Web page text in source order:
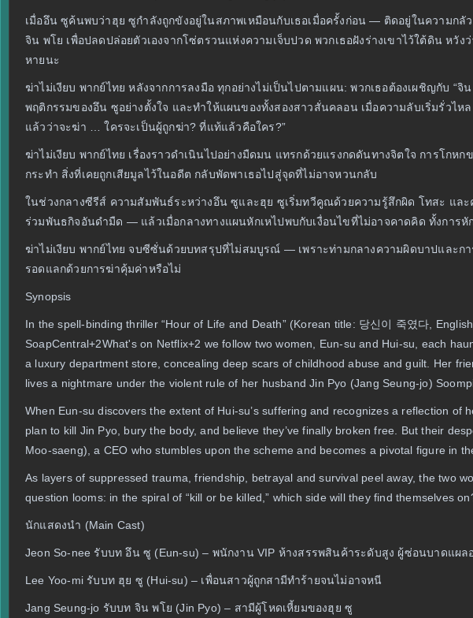
เมื่ออึน ซูค้นพบว่าฮุย ซูกำลังถูกขังอยู่ในสภาพเหมือนกับเธอเมื่อครั้งก่อน — ติดอยู่ในความก
จิน พโย เพื่อปลดปล่อยตัวเองจากโซ่ตรวนแห่งความเจ็บปวด พวกเธอฝังร่างเขาไว้ใต้ดิน ห
หายนะ
ฆ่าไม่เงียบ พากย์ไทย หลังจากการลงมือ ทุกอย่างไม่เป็นไปตามแผน: พวกเธอต้องเผชิญกับ “
พฤติกรรมของอึน ซูอย่างตั้งใจ และทำให้แผนของทั้งสองสาวสั่นคลอน เมื่อความลับเริ่มรั่วไ
แล้วว่าจะฆ่า … ใครจะเป็นผู้ถูกฆ่า? ที่แท้แล้วคือใคร?”
ฆ่าไม่เงียบ พากย์ไทย เรื่องราวดำเนินไปอย่างมืดมน แทรกด้วยแรงกดดันทางจิตใจ การโก
กระทำ สิ่งที่เคยถูกเสียมูลไว้ในอดีต กลับพัดพาเธอไปสู่จุดที่ไม่อาจหวนกลับ
ในช่วงกลางซีรีส์ ความสัมพันธ์ระหว่างอึน ซูและฮุย ซูเริ่มทวีคูณด้วยความรู้สึกผิด โทสะ แล
ร่วมพันธกิจอันดำมืด — แล้วเมื่อกลางทางแผนหักเหไปพบกับเงื่อนไขที่ไม่อาจคาดคิด ทั้งการ
ฆ่าไม่เงียบ พากย์ไทย จบซีซั่นด้วยบทสรุปที่ไม่สมบูรณ์ — เพราะท่ามกลางความผิดบาปและ
รอดแลกด้วยการฆ่าคุ้มค่าหรือไม่
Synopsis
In the spell-binding thriller “Hour of Life and Death” (Korean title: 당신이 죽였다,
SoapCentral+2What's on Netflix+2 we follow two women, Eun-su and Hui-su, each
a luxury department store, concealing deep scars of childhood abuse and guilt. Her
lives a nightmare under the violent rule of her husband Jin Pyo (Jang Seung-jo)
When Eun-su discovers the extent of Hui-su’s suffering and recognizes a reflection
plan to kill Jin Pyo, bury the body, and believe they’ve finally broken free. But their
Moo-saeng), a CEO who stumbles upon the scheme and becomes a pivotal figure in
As layers of suppressed trauma, friendship, betrayal and survival peel away, the two
question looms: in the spiral of “kill or be killed,” which side will they find themselves
นักแสดงนำ (Main Cast)
Jeon So‑nee รับบท อึน ซู (Eun-su) – พนักงาน VIP ห้างสรรพสินค้าระดับสูง ผู้ซ่อนบาดแผลอ
Lee Yoo‑mi รับบท ฮุย ซู (Hui-su) – เพื่อนสาวผู้ถูกสามีทำร้ายจนไม่อาจหนี
Jang Seung‑jo รับบท จิน พโย (Jin Pyo) – สามีผู้โหดเหี้ยมของฮุย ซู